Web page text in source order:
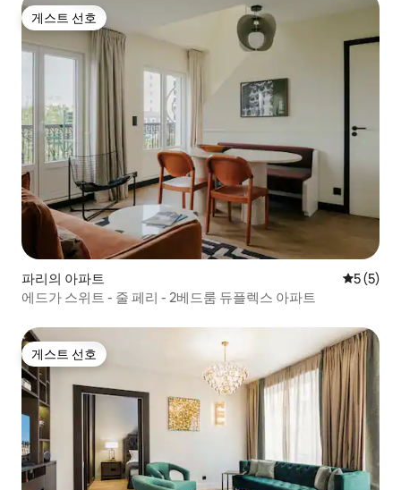
게스트 선호
게스트 선호
파리의 아파트 평점 5점
5 (5)
에드가 스위트 - 줄 페리 - 2베드룸 듀플렉스 아파트
게스트 선호
게스트 선호